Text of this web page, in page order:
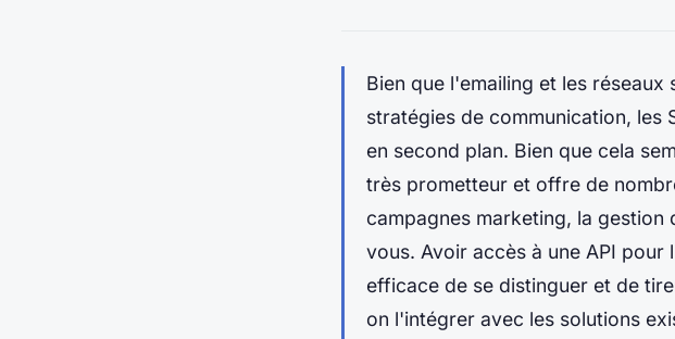
Bien que l'emailing et les
stratégies de communication, les
en second plan. Bien que cela
très prometteur et offre de
campagnes marketing, la
vous. Avoir accès à une API
efficace de se distinguer et de
on l'intégrer avec les solutions